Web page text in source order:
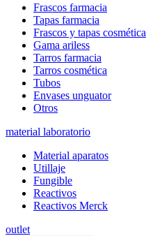
Frascos farmacia
Tapas farmacia
Frascos y tapas cosmética
Gama ariless
Tarros farmacia
Tarros cosmética
Tubos
Envases unguator
Otros
material laboratorio
Material aparatos
Utillaje
Fungible
Reactivos
Reactivos Merck
outlet